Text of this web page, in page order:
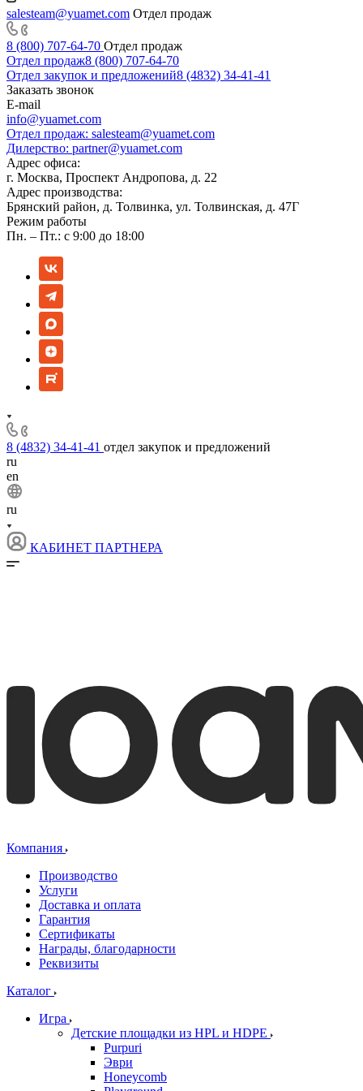
salesteam@yuamet.com Отдел продаж
8 (800) 707-64-70 Отдел продаж
Отдел продаж8 (800) 707-64-70
Отдел закупок и предложений8 (4832) 34-41-41
Заказать звонок
E-mail
info@yuamet.com
Отдел продаж: salesteam@yuamet.com
Дилерство: partner@yuamet.com
Адрес офиса:
г. Москва, Проспект Андропова, д. 22
Адрес производства:
Брянский район, д. Толвинка, ул. Толвинская, д. 47Г
Режим работы
Пн. – Пт.: с 9:00 до 18:00
8 (4832) 34-41-41 отдел закупок и предложений
ru
en
ru
КАБИНЕТ ПАРТНЕРА
Компания
Производство
Услуги
Доставка и оплата
Гарантия
Сертификаты
Награды, благодарности
Реквизиты
Каталог
Игра
Детские площадки из HPL и HDPE
Purpuri
Эври
Honeycomb